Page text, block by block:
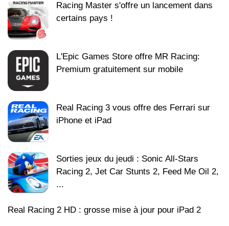
Racing Master s'offre un lancement dans
certains pays !
L'Epic Games Store offre MR Racing:
Premium gratuitement sur mobile
Real Racing 3 vous offre des Ferrari sur
iPhone et iPad
Sorties jeux du jeudi : Sonic All-Stars
Racing 2, Jet Car Stunts 2, Feed Me Oil 2,
...
Real Racing 2 HD : grosse mise à jour pour iPad 2